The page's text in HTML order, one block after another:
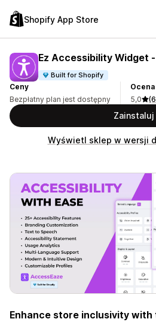
Shopify App Store
Ez Accessibility Widget
Built for Shopify
Ceny
Bezpłatny plan jest dostępny
Ocena
5,0
Zainstaluj
Wyświetl sklep w wersji
Enhance store inclusivity